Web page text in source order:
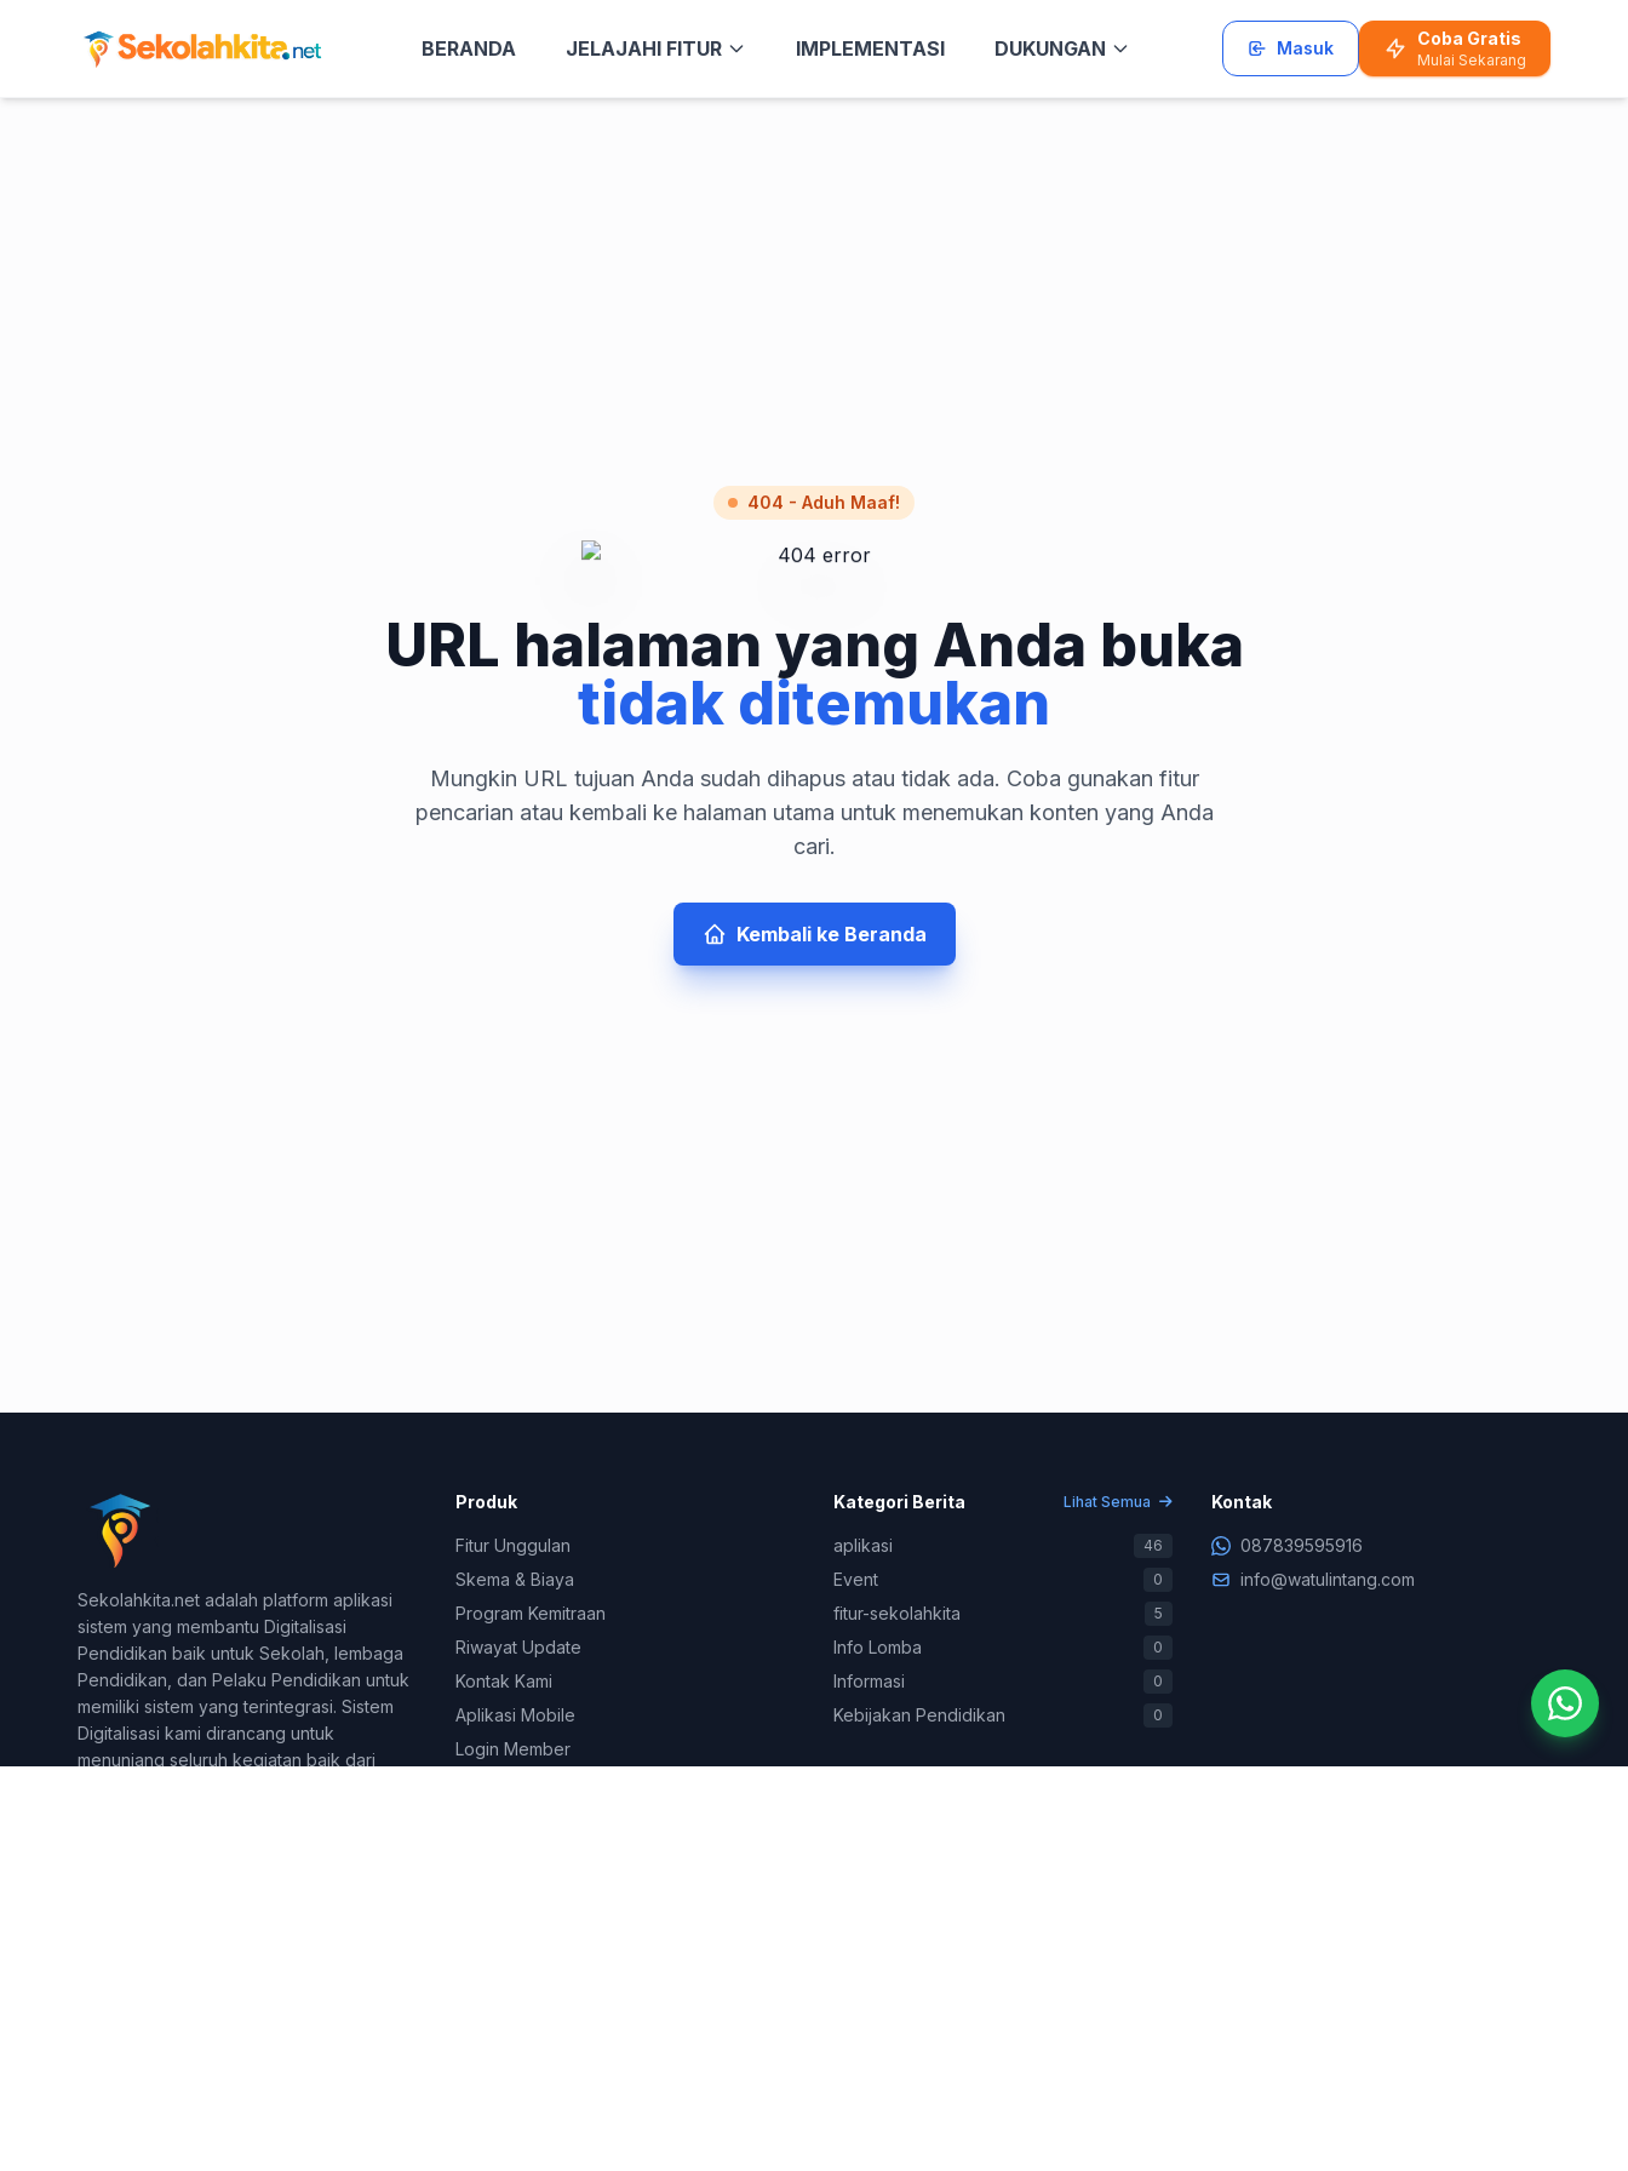
BERANDA JELAJAHI FITUR IMPLEMENTASI DUKUNGAN Masuk Coba Gratis
Mulai Sekarang
404 - Aduh Maaf!
URL halaman yang Anda buka
tidak ditemukan
Mungkin URL tujuan Anda sudah dihapus atau tidak ada. Coba gunakan fitur
pencarian atau kembali ke halaman utama untuk menemukan konten yang Anda
cari.
Kembali ke Beranda
Sekolahkita.net adalah platform aplikasi
sistem yang membantu Digitalisasi
Pendidikan baik untuk Sekolah, lembaga
Pendidikan, dan Pelaku Pendidikan untuk
memiliki sistem yang terintegrasi. Sistem
Digitalisasi kami dirancang untuk
menunjang seluruh kegiatan baik dari
Produk
Fitur Unggulan
Skema & Biaya
Program Kemitraan
Riwayat Update
Kontak Kami
Aplikasi Mobile
Login Member
Kategori Berita Lihat Semua
aplikasi 46
Event 0
fitur-sekolahkita 5
Info Lomba 0
Informasi 0
Kebijakan Pendidikan 0
Kontak
087839595916
info@watulintang.com
Support Teknis (WA Only)